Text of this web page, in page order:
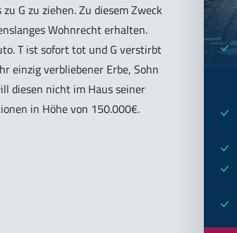
G zu ziehen. Zu diesem Zweck
Wohnrecht erhalten.
T ist sofort tot und G verstirbt
einzig verbliebener Erbe, Sohn
diesen nicht im Haus seiner
in Höhe von 150.000€.